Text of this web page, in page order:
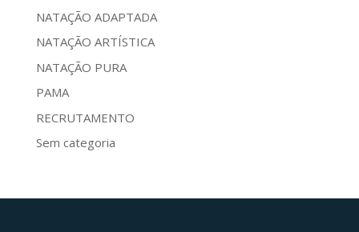
NATAÇÃO ADAPTADA
NATAÇÃO ARTÍSTICA
NATAÇÃO PURA
PAMA
RECRUTAMENTO
Sem categoria